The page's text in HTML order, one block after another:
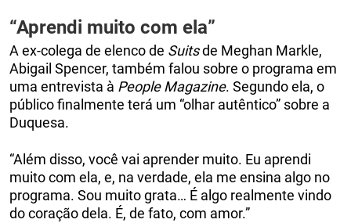
“Aprendi muito com ela”
A ex-colega de elenco de Suitsde Meghan Markle,
Abigail Spencer, também falou sobre o programa em
uma entrevista à People Magazine. Segundo ela, o
público finalmente terá um “olhar autêntico” sobre a
Duquesa.
“Além disso, você vai aprender muito. Eu aprendi
muito com ela, e, na verdade, ela me ensina algo no
programa. Sou muito grata… É algo realmente vindo
do coração dela. É, de fato, com amor.”